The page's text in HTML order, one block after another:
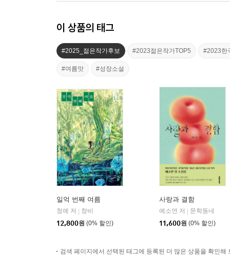
이 상품의 태그
#2025_젊은작가후보 #2023젊은작가TOP5 #2023한
#여름맛 #성장소설
일억 번째 여름
청예 저
창비
12,800원 (0% 할인)
사랑과 결함
예소연 저
문학동네
11,600원 (0% 할인)
검색 페이지에서 선택된 태그에 등록된 더 많은 상품을 확인해